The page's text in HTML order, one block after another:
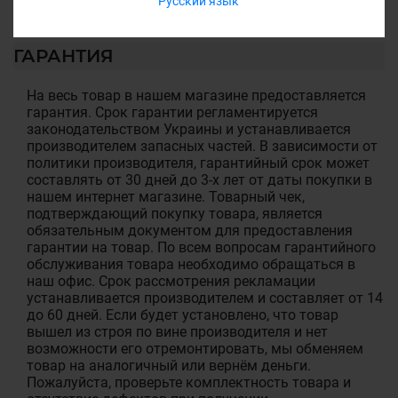
ГАРАНТИЯ
На весь товар в нашем магазине предоставляется
гарантия. Срок гарантии регламентируется
законодательством Украины и устанавливается
производителем запасных частей. В зависимости от
политики производителя, гарантийный срок может
составлять от 30 дней до 3-х лет от даты покупки в
нашем интернет магазине. Товарный чек,
подтверждающий покупку товара, является
обязательным документом для предоставления
гарантии на товар. По всем вопросам гарантийного
обслуживания товара необходимо обращаться в
наш офис. Срок рассмотрения рекламации
устанавливается производителем и составляет от 14
до 60 дней. Если будет установлено, что товар
вышел из строя по вине производителя и нет
возможности его отремонтировать, мы обменяем
товар на аналогичный или вернём деньги.
Пожалуйста, проверьте комплектность товара и